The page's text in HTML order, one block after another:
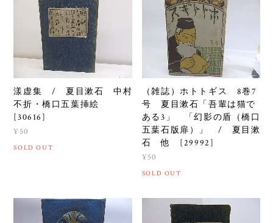
漾虚集 / 夏目漱石 中村
不折・橋口五葉挿絵
[30616]
¥50
SOLD OUT
（雑誌）ホトトギス 8巻7
号 夏目漱石「吾輩は猫で
ある3」 「幻影の盾（橋口
五葉石版扉）」 / 夏目漱
石 他 [29992]
¥50
SOLD OUT